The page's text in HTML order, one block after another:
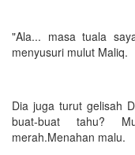
"Ala... masa tuala
menyusuri mulut Maliq.
Dia juga turut gelisah
buat-buat tahu?
merah.Menahan malu.